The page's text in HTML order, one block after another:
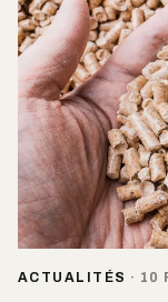
ACTUALITÉS · 10